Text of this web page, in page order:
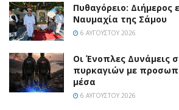
Πυθαγόρειο: Διήμερος
Ναυμαχία της Σάμου
6 ΑΥΓΟΎΣΤΟΥ 2026
Οι Ένοπλες Δυνάμεις
πυρκαγιών με
μέσα
6 ΑΥΓΟΎΣΤΟΥ 2026